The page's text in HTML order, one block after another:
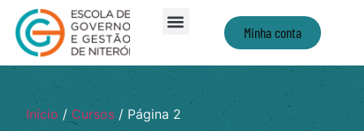
Minha conta
Início/Cursos/ Página 2